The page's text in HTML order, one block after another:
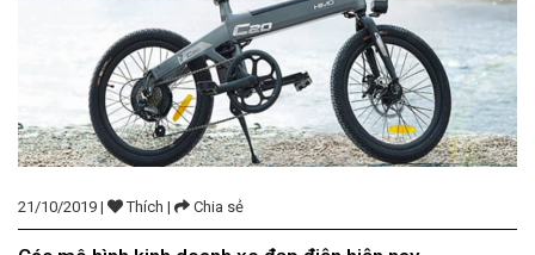
21/10/2019 | Thích | Chia sẻ